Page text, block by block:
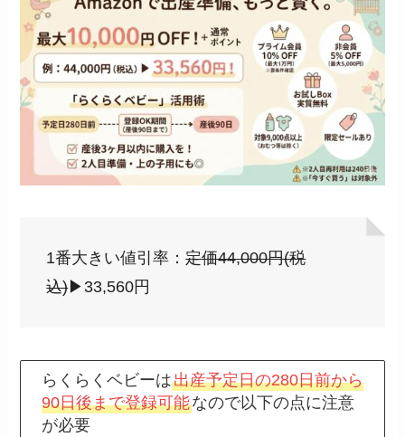
1番大きい値引率：定価44,000円(税
込)▶︎33,560円
らくらくベビーは出産予定日の280日前から
90日後まで登録可能なので以下の点に注意
が必要